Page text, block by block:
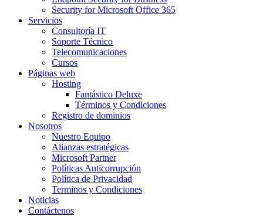
Security for Microsoft Office 365
Servicios
Consultoría IT
Soporte Técnico
Telecomunicaciones
Cursos
Páginas web
Hosting
Fantástico Deluxe
Términos y Condiciones
Registro de dominios
Nosotros
Nuestro Equipo
Alianzas estratégicas
Microsoft Partner
Políticas Anticorrupción
Política de Privacidad
Terminos y Condiciones
Noticias
Contáctenos